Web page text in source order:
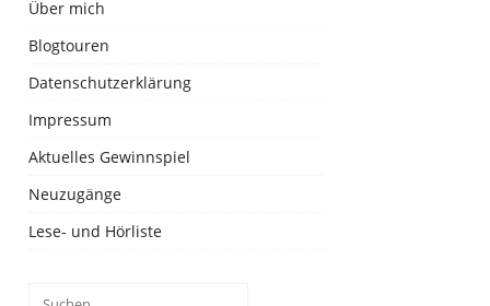
Über mich
Blogtouren
Datenschutzerklärung
Impressum
Aktuelles Gewinnspiel
Neuzugänge
Lese- und Hörliste
Suchen